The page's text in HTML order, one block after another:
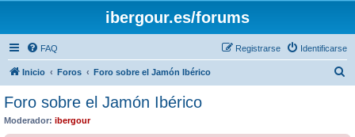
ibergour.es/forums
FAQ Identificarse
Registrarse
Inicio Foros Foro sobre el Jamón Ibérico
Foro sobre el Jamón Ibérico
Moderador: ibergour